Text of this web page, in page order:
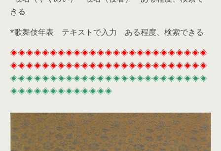
きる
*歌舞伎年表 テキストで入力 ある程度、検索できる
◈◈◈◈◈◈◈◈◈◈◈◈◈◈◈◈◈◈◈◈◈◈◈◈◈
◈◈◈◈◈◈◈◈◈◈◈◈◈◈◈◈◈◈◈◈◈◈◈◈◈
◈◈◈◈◈◈◈◈◈◈◈◈◈◈◈◈◈◈◈◈◈◈◈◈◈
◈◈◈◈◈◈◈◈◈◈◈◈◈